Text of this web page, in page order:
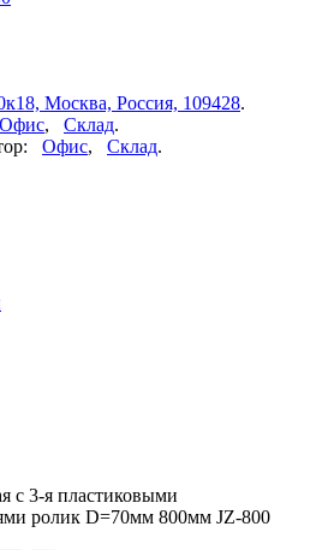
Москва, Россия, 109428.
Офис, Склад.
Офис, Склад.
с 3-я пластиковыми
ролик D=70мм 800мм JZ-800